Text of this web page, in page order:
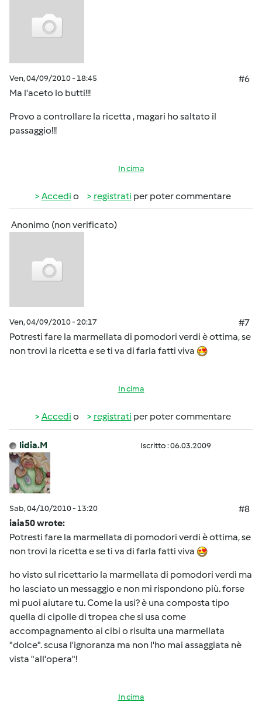
Ven, 04/09/2010 - 18:45
#6
Ma l'aceto lo butti!!!
Provo a controllare la ricetta , magari ho saltato il
passaggio!!!
In cima
Accedi o registrati per poter commentare
Anonimo (non verificato)
Ven, 04/09/2010 - 20:17
#7
Potresti fare la marmellata di pomodori verdi è ottima, se
non trovi la ricetta e se ti va di farla fatti viva
In cima
Accedi o registrati per poter commentare
lidia.M Iscritto : 06.03.2009
Sab, 04/10/2010 - 13:20
#8
iaia50 wrote:
Potresti fare la marmellata di pomodori verdi è ottima, se
non trovi la ricetta e se ti va di farla fatti viva
ho visto sul ricettario la marmellata di pomodori verdi ma
ho lasciato un messaggio e non mi rispondono più. forse
mi puoi aiutare tu. Come la usi? è una composta tipo
quella di cipolle di tropea che si usa come
accompagnamento ai cibi o risulta una marmellata
"dolce". scusa l'ignoranza ma non l'ho mai assaggiata nè
vista "all'opera"!
In cima